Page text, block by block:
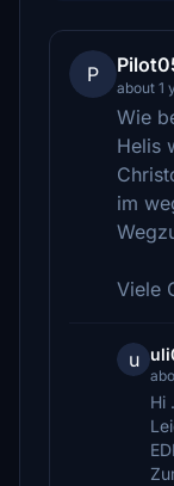
P
about 1
Wie
Helis
im
Viele
u
Hi .